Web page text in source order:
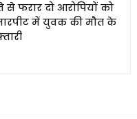
फरार दो आरोपियों को
में युवक की मौत के